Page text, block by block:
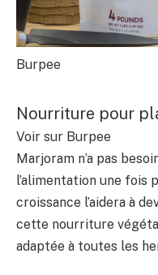
Burpee
Nourriture pour
Voir sur Burpee
Marjoram n’a pas
l’alimentation une fois
croissance l’aidera à
cette nourriture
adaptée à toutes les